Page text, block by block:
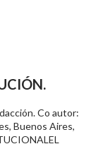
Co autor:
Buenos Aires,